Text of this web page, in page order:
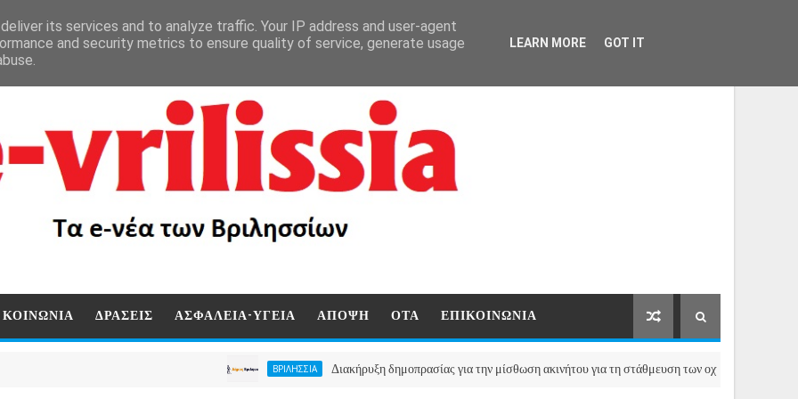
ΚΟΙΝΩΝΙΑ ΔΡΑΣΕΙΣ ΑΣΦΑΛΕΙΑ-ΥΓΕΙΑ ΑΠΟΨΗ ΟΤΑ ΕΠΙΚΟΙΝΩΝΙΑ
ΒΡΙΛΗΣΣΙΑ Διακήρυξη δημοπρασίας για την μίσθωση ακινήτου για τη στάθμευση των οχημάτων του Δήμου
its services and to analyze traffic. Your IP address and user-agent
and security metrics to ensure quality of service, generate usage
LEARN MORE GOT IT